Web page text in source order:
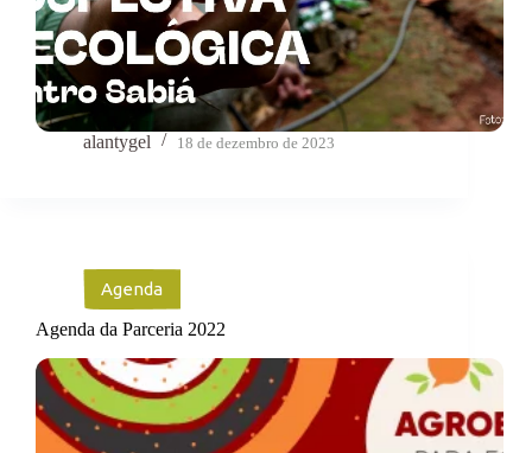
alantygel 18 de dezembro de 2023
Agenda
Agenda da Parceria 2022